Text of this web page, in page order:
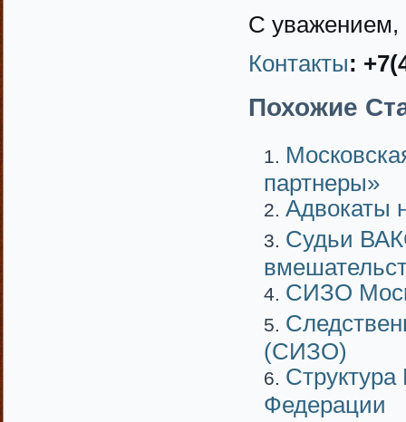
С уважением,
Контакты:
Похожие
партнеры»
Адвокаты
Судьи
СИЗО
(СИЗО)
Федерации